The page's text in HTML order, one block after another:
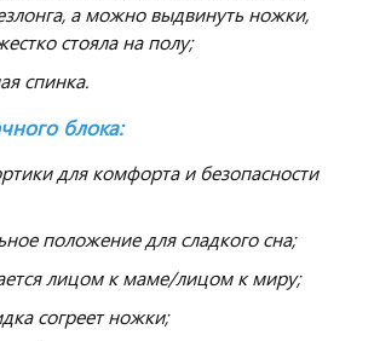
а можно выдвинуть ножки,
стояла на полу;
спинка.
блока:
для комфорта и безопасности
положение для сладкого сна;
лицом к маме/лицом к миру;
согреет ножки;